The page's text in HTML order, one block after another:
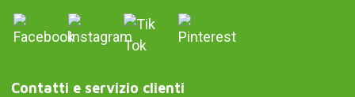
Contatti e servizio clienti